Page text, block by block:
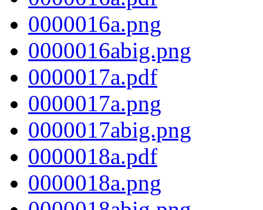
0000016a.png
0000016abig.png
0000017a.pdf
0000017a.png
0000017abig.png
0000018a.pdf
0000018a.png